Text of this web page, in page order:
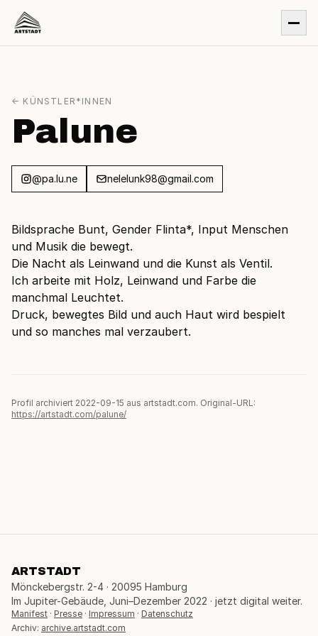
← KÜNSTLER*INNEN
Palune
@pa.lu.ne nelelunk98@gmail.com
Bildsprache Bunt, Gender Flinta*, Input Menschen
und Musik die bewegt.
Die Nacht als Leinwand und die Kunst als Ventil.
Ich arbeite mit Holz, Leinwand und Farbe die
manchmal Leuchtet.
Druck, bewegtes Bild und auch Haut wird bespielt
und so manches mal verzaubert.
Profil archiviert 2022-09-15 aus artstadt.com. Original-URL:
https://artstadt.com/palune/
ARTSTADT
Mönckebergstr. 2-4 · 20095 Hamburg
Im Jupiter-Gebäude, Juni–Dezember 2022 · jetzt digital weiter.
Manifest · Presse · Impressum · Datenschutz
Archiv: archive.artstadt.com